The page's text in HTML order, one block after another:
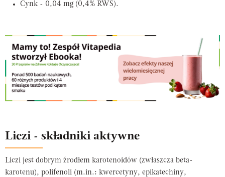
Cynk - 0,04 mg (0,4% RWS).
Liczi - składniki aktywne
Liczi jest dobrym źrodłem karotenoidów (zwłaszcza beta-
karotenu), polifenoli (m.in.: kwercetyny, epikatechiny,